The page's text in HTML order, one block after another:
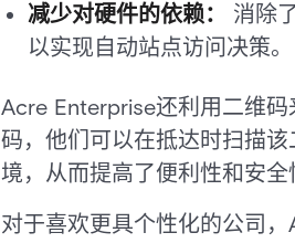
减少对硬件的依赖： 消除
以实现自动站点访问决策。
Acre Enterprise还利用二维
码，他们可以在抵达时扫描
境，从而提高了便利性和安全
对于喜欢更具个性化的公司